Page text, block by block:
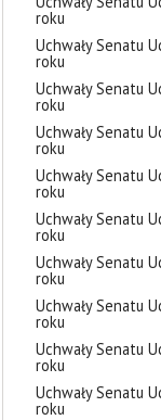
roku
Uchwały Senatu
roku
Uchwały Senatu
roku
Uchwały Senatu
roku
Uchwały Senatu
roku
Uchwały Senatu
roku
Uchwały Senatu
roku
Uchwały Senatu
roku
Uchwały Senatu
roku
Uchwały Senatu
roku